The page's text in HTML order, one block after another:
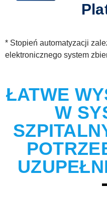
* Stopień automatyzacji
elektronicznego system
ŁATWE
W